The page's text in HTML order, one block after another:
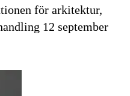
för arkitektur,
12 september